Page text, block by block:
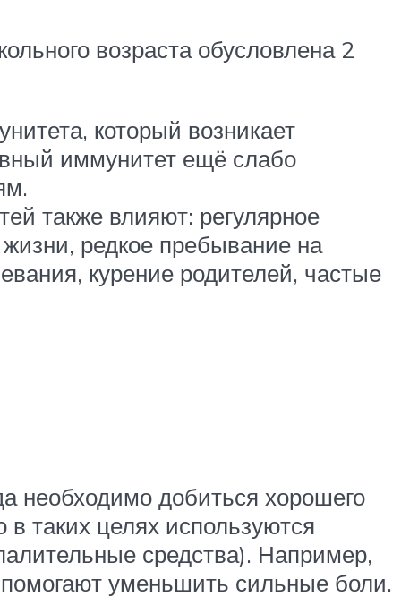
возраста обусловлена 2
который возникает
иммунитет ещё слабо
также влияют: регулярное
редкое пребывание на
курение родителей, частые
необходимо добиться хорошего
таких целях используются
средства). Например,
уменьшить сильные боли.